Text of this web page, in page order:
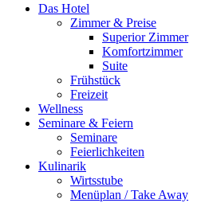
Das Hotel
Zimmer & Preise
Superior Zimmer
Komfortzimmer
Suite
Frühstück
Freizeit
Wellness
Seminare & Feiern
Seminare
Feierlichkeiten
Kulinarik
Wirtsstube
Menüplan / Take Away